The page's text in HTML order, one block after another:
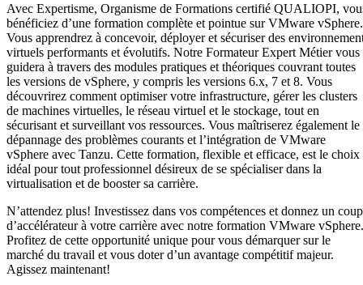
Avec Expertisme, Organisme de Formations certifié QUALIOPI,
bénéficiez d’une formation complète et pointue sur VMware vSphere.
Vous apprendrez à concevoir, déployer et sécuriser des
virtuels performants et évolutifs. Notre Formateur Expert Métier vous
guidera à travers des modules pratiques et théoriques couvrant toutes
les versions de vSphere, y compris les versions 6.x, 7 et 8. Vous
découvrirez comment optimiser votre infrastructure, gérer les clusters
de machines virtuelles, le réseau virtuel et le stockage, tout en
sécurisant et surveillant vos ressources. Vous maîtriserez également le
dépannage des problèmes courants et l’intégration de VMware
vSphere avec Tanzu. Cette formation, flexible et efficace, est le choix
idéal pour tout professionnel désireux de se spécialiser dans la
virtualisation et de booster sa carrière.
N’attendez plus! Investissez dans vos compétences et donnez un coup
d’accélérateur à votre carrière avec notre formation VMware vSphere.
Profitez de cette opportunité unique pour vous démarquer sur le
marché du travail et vous doter d’un avantage compétitif majeur.
Agissez maintenant!